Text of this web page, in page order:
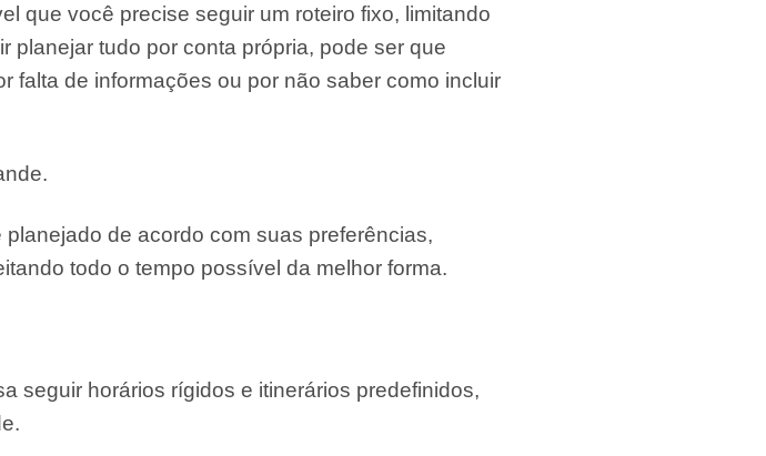
que você precise seguir um roteiro fixo, limitando
planejar tudo por conta própria, pode ser que
falta de informações ou por não saber como incluir
de acordo com suas preferências,
todo o tempo possível da melhor forma.
seguir horários rígidos e itinerários predefinidos,